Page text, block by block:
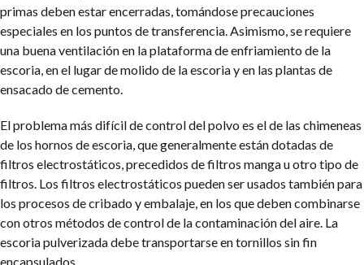
primas deben estar encerradas, tomándose precauciones
especiales en los puntos de transferencia. Asimismo, se requiere
una buena ventilación en la plataforma de enfriamiento de la
escoria, en el lugar de molido de la escoria y en las plantas de
ensacado de cemento.
El problema más difícil de control del polvo es el de las chimeneas
de los hornos de escoria, que generalmente están dotadas de
filtros electrostáticos, precedidos de filtros manga u otro tipo de
filtros. Los filtros electrostáticos pueden ser usados también para
los procesos de cribado y embalaje, en los que deben combinarse
con otros métodos de control de la contaminación del aire. La
escoria pulverizada debe transportarse en tornillos sin fin
encapsulados.